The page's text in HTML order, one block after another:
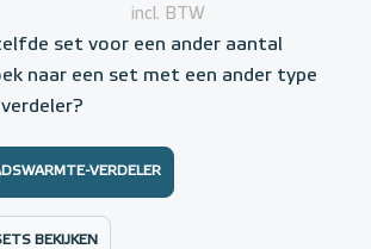
incl. BTW
set voor een ander aantal
naar een set met een ander type
VERDELER
BEKIJKEN